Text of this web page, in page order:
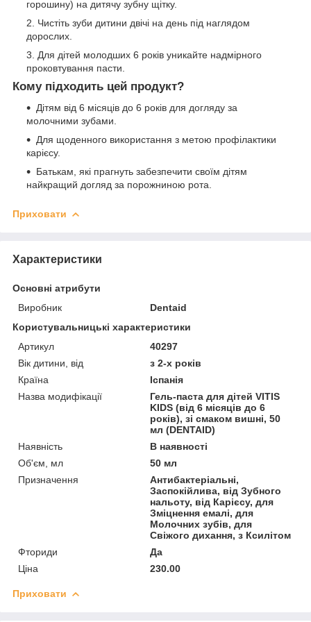
горошину) на дитячу зубну щітку.
Чистіть зуби дитини двічі на день під наглядом
дорослих.
Для дітей молодших 6 років уникайте надмірного
проковтування пасти.
Кому підходить цей продукт?
Дітям від 6 місяців до 6 років для догляду за
молочними зубами.
Для щоденного використання з метою профілактики
карієсу.
Батькам, які прагнуть забезпечити своїм дітям
найкращий догляд за порожниною рота.
Приховати
Характеристики
Основні атрибути
Виробник
Dentaid
Користувальницькі характеристики
Артикул
40297
Вік дитини, від
з 2-х років
Країна
Іспанія
Назва модифікації
Гель-паста для дітей VITIS
KIDS (від 6 місяців до 6
років), зі смаком вишні, 50
мл (DENTAID)
Наявність
В наявності
Об'єм, мл
50 мл
Призначення
Антибактеріальні,
Заспокійлива, від Зубного
нальоту, від Карієсу, для
Зміцнення емалі, для
Молочних зубів, для
Свіжого дихання, з Ксилітом
Фториди
Да
Ціна
230.00
Приховати